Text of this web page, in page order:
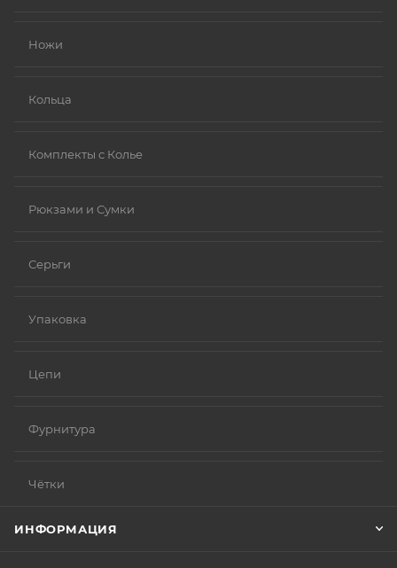
Ножи
Кольца
Комплекты с Колье
Рюкзами и Сумки
Серьги
Упаковка
Цепи
Фурнитура
Чётки
ИНФОРМАЦИЯ